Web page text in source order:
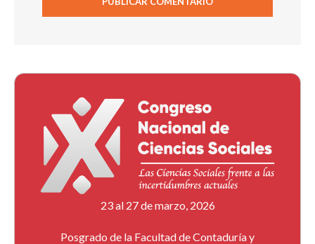
23 al 27 de marzo, 2026
Posgrado de la Facultad de Contaduría y